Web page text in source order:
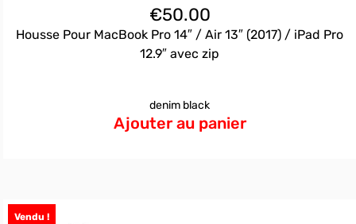
€50.00
Housse Pour MacBook Pro 14″ / Air 13″ (2017) / iPad Pro
12.9″ avec zip
denim black
Ajouter au panier
Vendu !